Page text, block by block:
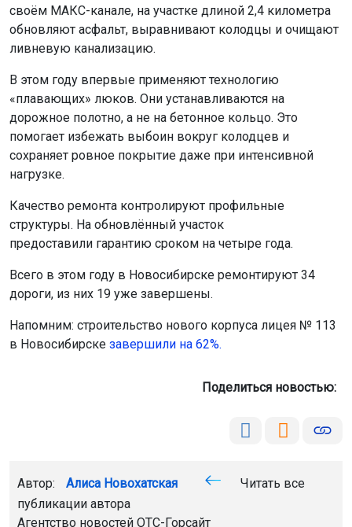
своём МАКС-канале, на участке длиной 2,4 километра
обновляют асфальт, выравнивают колодцы и очищают
ливневую канализацию.
В этом году впервые применяют технологию
«плавающих» люков. Они устанавливаются на
дорожное полотно, а не на бетонное кольцо. Это
помогает избежать выбоин вокруг колодцев и
сохраняет ровное покрытие даже при интенсивной
нагрузке.
Качество ремонта контролируют профильные
структуры. На обновлённый участок
предоставили гарантию сроком на четыре года.
Всего в этом году в Новосибирске ремонтируют 34
дороги, из них 19 уже завершены.
Напомним: строительство нового корпуса лицея № 113
в Новосибирске завершили на 62%.
Поделиться новостью:
Автор: Алиса Новохатская
Читать все
публикации автора
Агентство новостей ОТС-Горсайт